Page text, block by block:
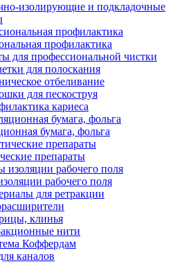
изолирующие и подкладочные
профилактика
для профессиональной чистки
для полоскания
отбеливание
для пескоструя
кариеса
бумага, фольга
препараты
рабочего поля
для ретракции
клинья
нити
Коффердам
каналов